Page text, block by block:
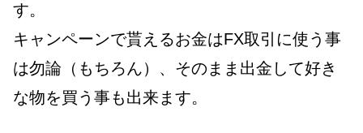
す。
キャンペーンで貰えるお金はFX取引に使う事
は勿論（もちろん）、そのまま出金して好き
な物を買う事も出来ます。